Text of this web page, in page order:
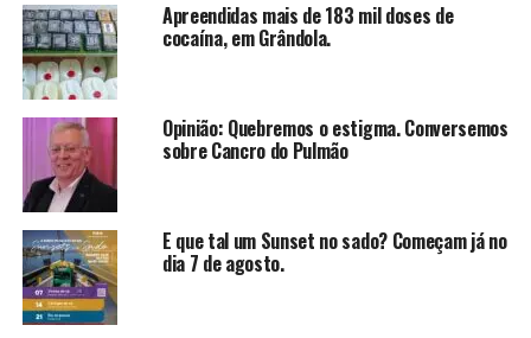
Apreendidas mais de 183 mil doses de
cocaína, em Grândola.
Opinião: Quebremos o estigma. Conversemos
sobre Cancro do Pulmão
E que tal um Sunset no sado? Começam já no
dia 7 de agosto.